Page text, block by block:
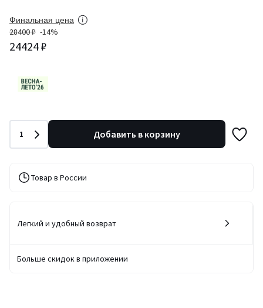
Финальная цена
28400 ₽ -14%
24424 ₽
Количество
1 Добавить в корзину
Товар в России
Легкий и удобный возврат
Больше скидок в приложении